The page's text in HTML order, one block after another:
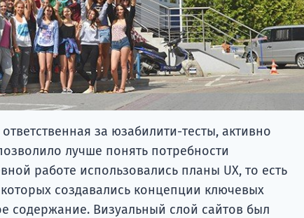
за юзабилити-тесты, активно
лучше понять потребности
работе использовались планы UX, то есть
создавались концепции ключевых
содержание. Визуальный слой сайтов был